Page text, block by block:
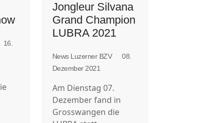
16.
Jongleur Silvana
Grand Champion
LUBRA 2021
News Luzerner BZV
08.
Dezember 2021
Am Dienstag 07.
Dezember fand in
Grosswangen die